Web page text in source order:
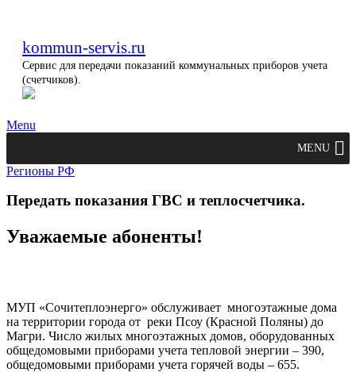
kommun-servis.ru
Сервис для передачи показаний коммунальных приборов учета
(счетчиков).
Menu
MENU
Регионы РФ
Передать показания ГВС и теплосчетчика.
Уважаемые абоненты!
МУП «Сочитеплоэнерго» обслуживает многоэтажные дома
на территории города от реки Псоу (Красной Поляны) до
Магри. Число жилых многоэтажных домов, оборудованных
общедомовыми приборами учета тепловой энергии – 390,
общедомовыми приборами учета горячей воды – 655.